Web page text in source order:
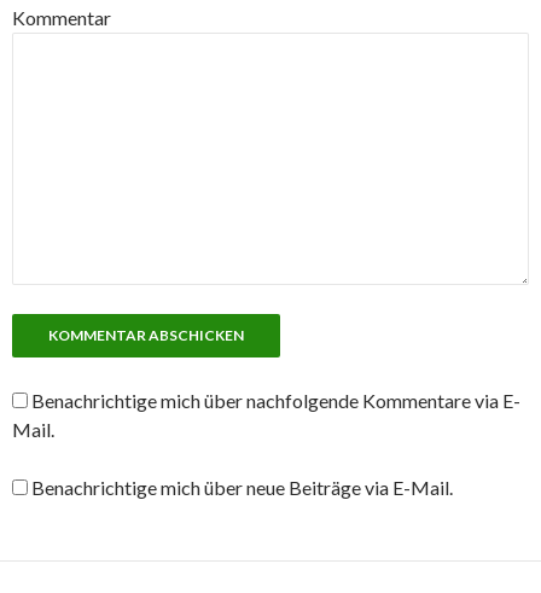
Kommentar
Benachrichtige mich über nachfolgende Kommentare via E-
Mail.
Benachrichtige mich über neue Beiträge via E-Mail.